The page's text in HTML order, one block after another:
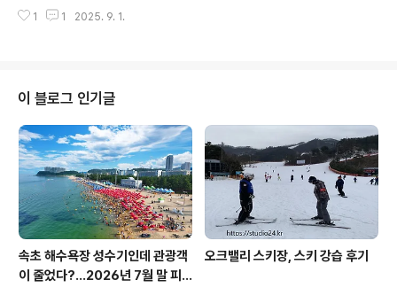
대한 엄정 대응 방침과 함께 국회의원 특혜 축소를 위한 정
열풍을 일으키고 있습니다.원작 만화의 심오한 서사와 뛰
미, 애니메이션 영화 시장의 변화까지 다각도로 분석해보
겠습니다.주요 내용 요약‘무한성편’ 개봉 이틀 만에 100만
관객 돌파, 2025년 국내 개봉작 중 최단 기록 경신개봉 8
일 만에 100억 엔(약 937억 원) 흥행 수익 돌파, 일본 박
스오피스 신기록 갱신국내에서는 3일 만에 164만 명, 2주
차에 누적 315만..
1 1 2025. 9. 1.
이 블로그 인기글
속초 해수욕장 성수기인데 관광객
이 줄었다?…2026년 7월 말 피
오크밸리 스키장, 스키 강습 후기